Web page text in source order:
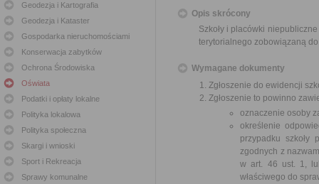
Geodezja i Kartografia
Geodezja i Kataster
Gospodarka nieruchomościami
Konserwacja zabytków
Ochrona Środowiska
Oświata
Podatki i opłaty lokalne
Polityka lokalowa
Polityka społeczna
Skargi i wnioski
Sport i Rekreacja
Sprawy komunalne
Opis skrócony
Szkoły i placówki
terytorialnego zobowiązaną
Wymagane dokumenty
Zgłoszenie do ewidencji
Zgłoszenie to powinno
oznaczenie osoby
określenie
przypadku szkoły
zgodnych z
w art. 46 ust. 1,
właściwego do